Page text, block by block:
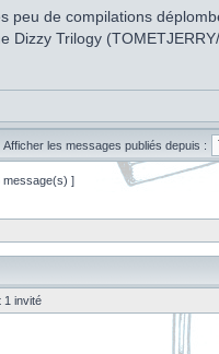
peu de compilations
Dizzy Trilogy
Afficher les messages publiés depuis :
message(s) ]
1 invité